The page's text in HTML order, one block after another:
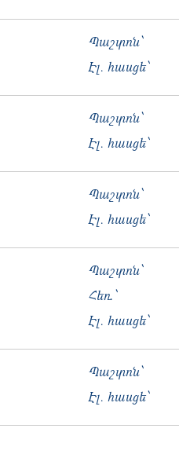
Պաշտոն՝
Էլ. հասցե՝
Պաշտոն՝
Էլ. հասցե՝
Պաշտոն՝
Էլ. հասցե՝
Պաշտոն՝
Հեռ․՝
Էլ. հասցե՝
Պաշտոն՝
Էլ. հասցե՝